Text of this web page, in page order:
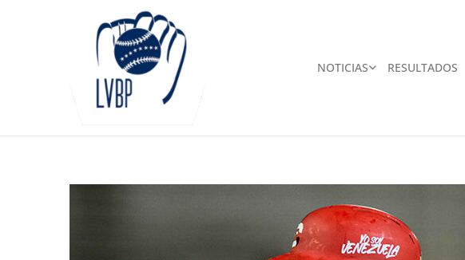
NOTICIAS RESULTADOS